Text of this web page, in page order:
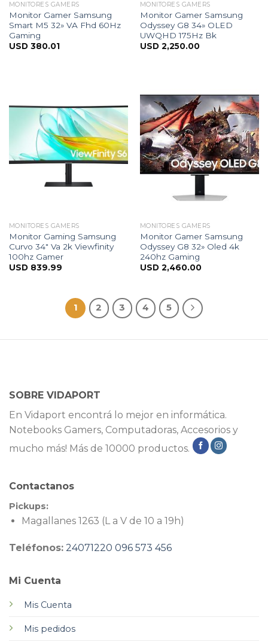
MONITORES GAMERS
Monitor Gamer Samsung
Smart M5 32» VA Fhd 60Hz
Gaming
USD 380.01
MONITORES GAMERS
Monitor Gamer Samsung
Odyssey G8 34» OLED
UWQHD 175Hz Bk
USD 2,250.00
MONITORES GAMERS
Monitor Gaming Samsung
Curvo 34″ Va 2k Viewfinity
100hz Gamer
USD 839.99
MONITORES GAMERS
Monitor Gamer Samsung
Odyssey G8 32» Oled 4k
240hz Gaming
USD 2,460.00
1 2 3 4 5
SOBRE VIDAPORT
En Vidaport encontrá lo mejor en informática.
Notebooks Gamers, Computadoras, Accesorios y
mucho más! Más de 10000 productos.
Mi Cuenta
Mis Cuenta
Mis pedidos
Contactanos
Pickups:
Magallanes 1263 (L a V de 10 a 19h)
Teléfonos: 24071220 096 573 456